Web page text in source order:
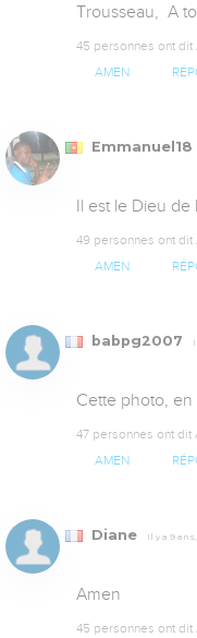
Trousseau,  A
45 personnes ont dit
AMEN
Emmanuel18
Il est le Dieu de
49 personnes ont dit
AMEN
babpg2007
Cette photo, en
47 personnes ont dit
AMEN
Diane Il y a 9
Amen
45 personnes ont dit